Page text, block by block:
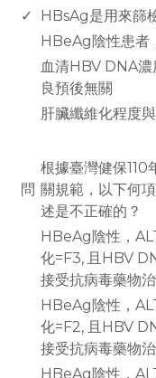
✓
HBsAg是用來篩
HBeAg陰性患者
血清HBV DNA濃
良預後無關
肝臟纖維化程度
問
根據臺灣健保110
關規範，以下何
述是不正確的？
HBeAg陰性，
化=F3, 且HBV
接受抗病毒藥物
HBeAg陰性，
化=F2, 且HBV
接受抗病毒藥物
HBeAg陰性，